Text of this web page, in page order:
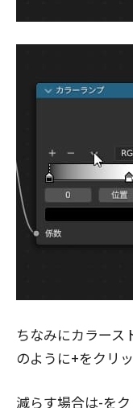
ちなみにカラース
のように+をクリ
減らす場合は-をク